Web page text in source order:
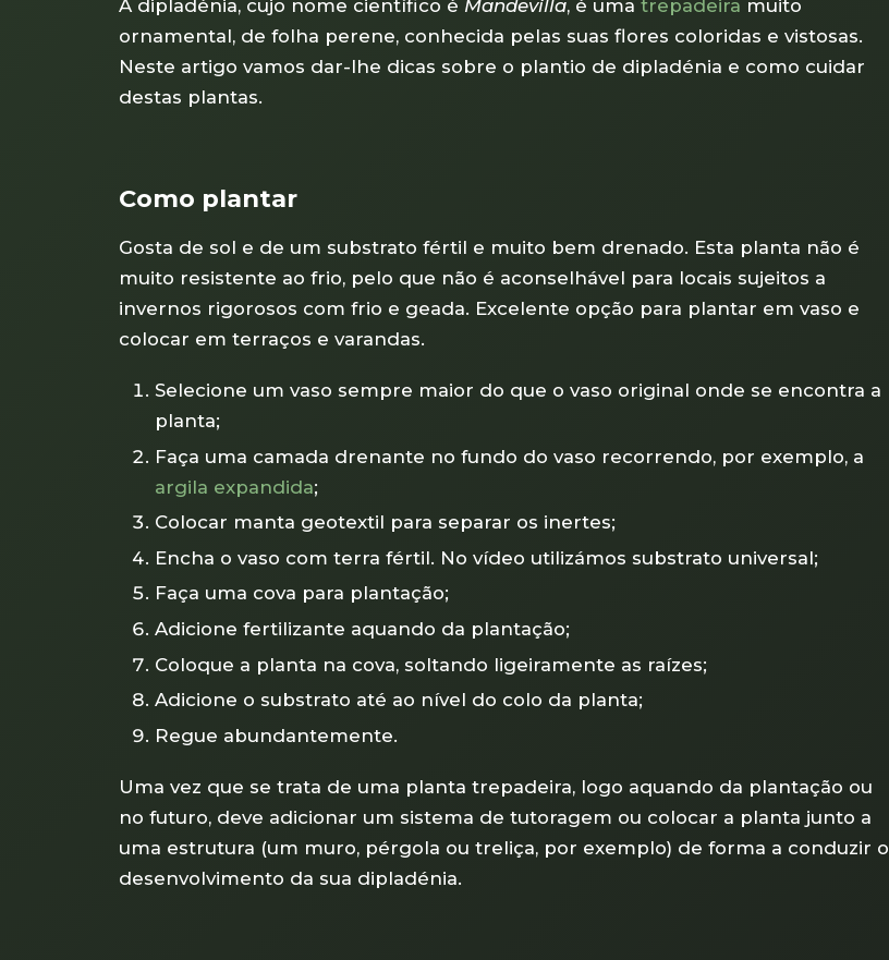
A dipladénia, cujo nome científico é Mandevilla, é uma trepadeira muito
ornamental, de folha perene, conhecida pelas suas flores coloridas e vistosas.
Neste artigo vamos dar-lhe dicas sobre o plantio de dipladénia e como cuidar
destas plantas.
Como plantar
Gosta de sol e de um substrato fértil e muito bem drenado. Esta planta não é
muito resistente ao frio, pelo que não é aconselhável para locais sujeitos a
invernos rigorosos com frio e geada. Excelente opção para plantar em vaso e
colocar em terraços e varandas.
Selecione um vaso sempre maior do que o vaso original onde se encontra a
planta;
Faça uma camada drenante no fundo do vaso recorrendo, por exemplo, a
argila expandida;
Colocar manta geotextil para separar os inertes;
Encha o vaso com terra fértil. No vídeo utilizámos substrato universal;
Faça uma cova para plantação;
Adicione fertilizante aquando da plantação;
Coloque a planta na cova, soltando ligeiramente as raízes;
Adicione o substrato até ao nível do colo da planta;
Regue abundantemente.
Uma vez que se trata de uma planta trepadeira, logo aquando da plantação ou
no futuro, deve adicionar um sistema de tutoragem ou colocar a planta junto a
uma estrutura (um muro, pérgola ou treliça, por exemplo) de forma a conduzir o
desenvolvimento da sua dipladénia.